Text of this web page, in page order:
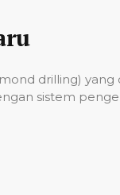
drilling)
sistem